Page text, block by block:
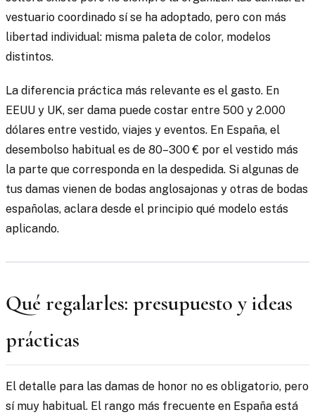
vestuario coordinado sí se ha adoptado, pero con más
libertad individual: misma paleta de color, modelos
distintos.
La diferencia práctica más relevante es el gasto. En
EEUU y UK, ser dama puede costar entre 500 y 2.000
dólares entre vestido, viajes y eventos. En España, el
desembolso habitual es de 80–300 € por el vestido más
la parte que corresponda en la despedida. Si algunas de
tus damas vienen de bodas anglosajonas y otras de bodas
españolas, aclara desde el principio qué modelo estás
aplicando.
Qué regalarles: presupuesto y ideas
prácticas
El detalle para las damas de honor no es obligatorio, pero
sí muy habitual. El rango más frecuente en España está